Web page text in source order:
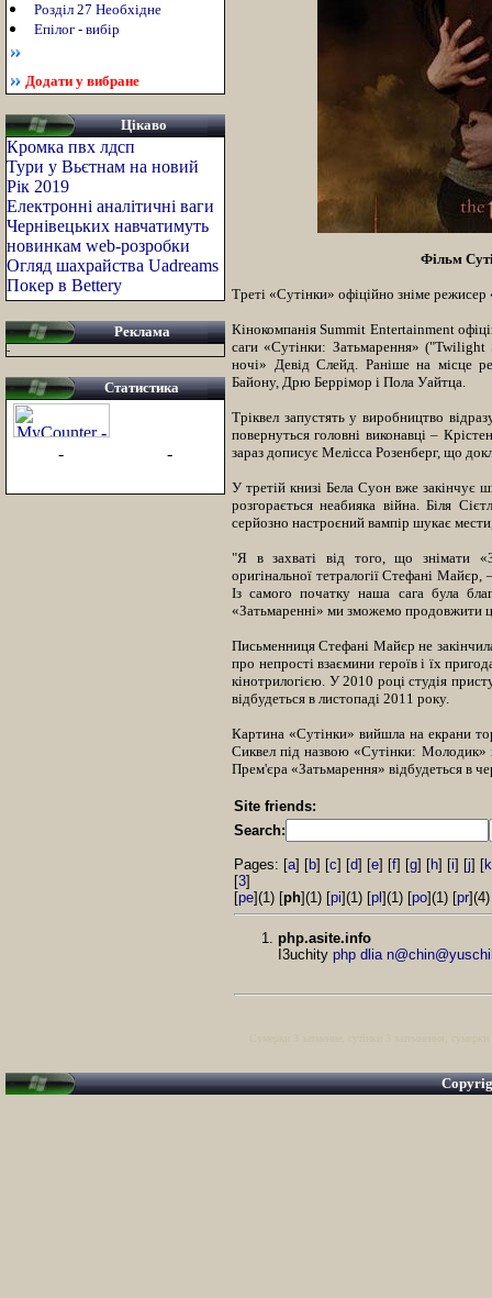
Розділ 27 Необхідне
Епілог - вибір
Додати у вибране
Цікаво
Кромка пвх лдсп
Тури у Вьєтнам на новий
Рік 2019
Електронні аналітичні ваги
Чернівецьких навчатимуть
новинкам web-розробки
Огляд шахрайства Uadreams
Покер в Bettery
Реклама
-
Статистика
- -
Фільм
Треті «Сутінки» офіційно зніме режисер
Кінокомпанія Summit Entertainment
саги «Сутінки: Затьмарення»
ночі» Девід Слейд. Раніше на місце
Байону, Дрю Беррімор і Пола Уайтца.
Тріквел запустять у виробництво
повернуться головні виконавці –
зараз дописує Мелісса Розенберг, що
У третій книзі Бела Суон вже закінчує
розгорається неабияка війна. Біля
серйозно настроєний вампір шукає
"Я в захваті від того, що знімати
оригінальної тетралогії Стефані
Із самого початку наша сага була
«Затьмаренні» ми зможемо продовжити
Письменниця Стефані Майєр не
про непрості взаємини героїв і їх
кінотрилогією. У 2010 році студія
відбудеться в листопаді 2011 року.
Картина «Сутінки» вийшла на екрани
Сиквел під назвою «Сутінки: Молодик»
Прем'єра «Затьмарення» відбудеться в
Site friends:
Search:
Pages: [a] [b] [c] [d] [e] [f] [g] [h] [i] [j] [k
[3]
[pe](1) [ph](1) [pi](1) [pl ](1) [po](1) [pr
php.asite.info
I3uchity php dlia